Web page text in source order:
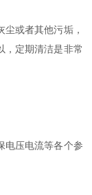
或者其他污垢，
，定期清洁是非常
压电流等各个参